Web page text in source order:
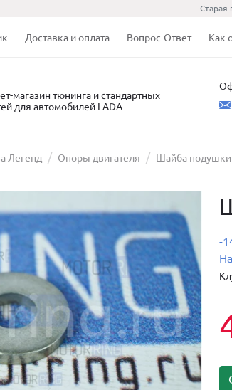
Старая
Доставка и оплата Вопрос-Ответ Как
магазин тюнинга и стандартных
для автомобилей LADA
Легенд Опоры двигателя Шайба подушки
-